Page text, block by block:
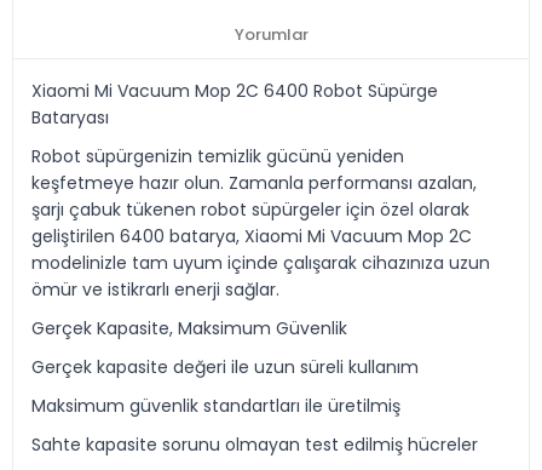
Yorumlar
Xiaomi Mi Vacuum Mop 2C 6400 Robot Süpürge
Bataryası
Robot süpürgenizin temizlik gücünü yeniden
keşfetmeye hazır olun. Zamanla performansı azalan,
şarjı çabuk tükenen robot süpürgeler için özel olarak
geliştirilen 6400 batarya, Xiaomi Mi Vacuum Mop 2C
modelinizle tam uyum içinde çalışarak cihazınıza uzun
ömür ve istikrarlı enerji sağlar.
Gerçek Kapasite, Maksimum Güvenlik
Gerçek kapasite değeri ile uzun süreli kullanım
Maksimum güvenlik standartları ile üretilmiş
Sahte kapasite sorunu olmayan test edilmiş hücreler